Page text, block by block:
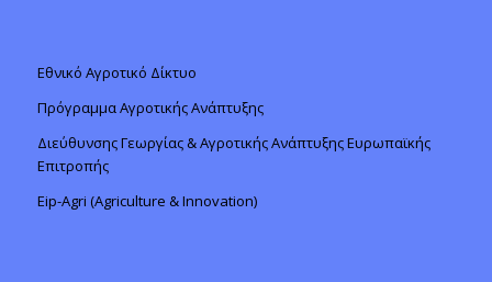
Εθνικό Αγροτικό Δίκτυο
Πρόγραμμα Αγροτικής Ανάπτυξης
Διεύθυνσης Γεωργίας & Αγροτικής Ανάπτυξης Ευρωπαϊκής
Επιτροπής
Eip-Agri (Agriculture & Innovation)